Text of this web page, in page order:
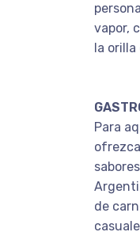
vapor,
la
Para
de